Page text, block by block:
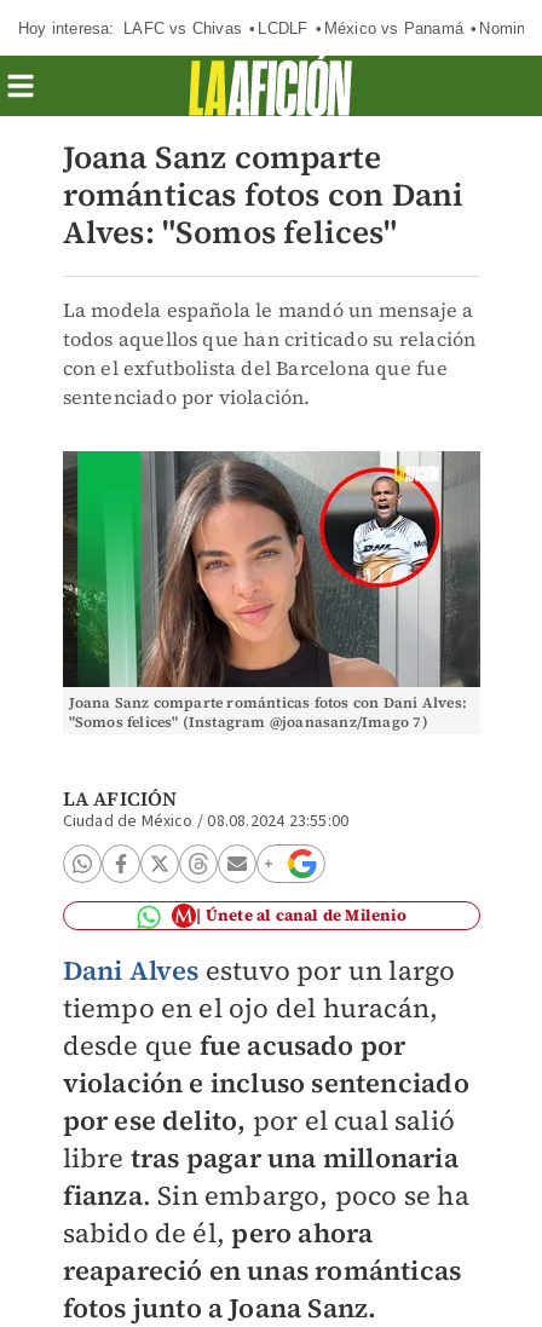
Hoy interesa: LAFC vs Chivas LCDLF México vs Panamá
Joana Sanz comparte
románticas fotos con Dani
Alves: "Somos felices"
La modela española le mandó un mensaje a
todos aquellos que han criticado su relación
con el exfutbolista del Barcelona que fue
sentenciado por violación.
Joana Sanz comparte románticas fotos con Dani Alves:
"Somos felices" (Instagram @joanasanz/Imago 7)
LA AFICIÓN
Ciudad de México /08.08.2024 23:55:00
Únete al canal de Milenio
Dani Alves estuvo por un largo
tiempo en el ojo del huracán,
desde que fue acusado por
violación e incluso sentenciado
por ese delito, por el cual salió
libre tras pagar una millonaria
fianza. Sin embargo, poco se ha
sabido de él,pero ahora
reapareció en unas románticas
fotos junto a Joana Sanz.